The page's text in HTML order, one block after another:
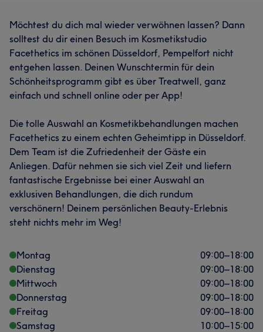
Möchtest du dich mal wieder verwöhnen lassen? Dann
solltest du dir einen Besuch im Kosmetikstudio
Facethetics im schönen Düsseldorf, Pempelfort nicht
entgehen lassen. Deinen Wunschtermin für dein
Schönheitsprogramm gibt es über Treatwell, ganz
einfach und schnell online oder per App!
Die tolle Auswahl an Kosmetikbehandlungen machen
Facethetics zu einem echten Geheimtipp in Düsseldorf.
Dem Team ist die Zufriedenheit der Gäste ein
Anliegen. Dafür nehmen sie sich viel Zeit und liefern
fantastische Ergebnisse bei einer Auswahl an
exklusiven Behandlungen, die dich rundum
verschönern! Deinem persönlichen Beauty-Erlebnis
steht nichts mehr im Weg!
Montag 09:00–18:00
Dienstag
09:00–18:00
Mittwoch
09:00–18:00
Donnerstag
09:00–18:00
Freitag
09:00–18:00
Samstag
10:00–15:00